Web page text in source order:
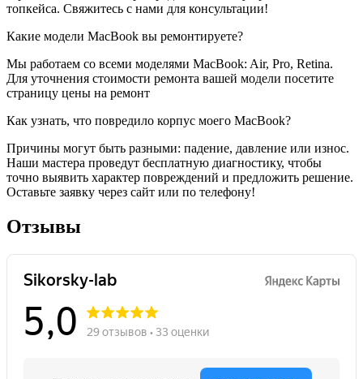
топкейса. Свяжитесь с нами для консультации!
Какие модели MacBook вы ремонтируете?
Мы работаем со всеми моделями MacBook: Air, Pro, Retina.
Для уточнения стоимости ремонта вашей модели посетите
страницу цены на ремонт
Как узнать, что повредило корпус моего MacBook?
Причины могут быть разными: падение, давление или износ.
Наши мастера проведут бесплатную диагностику, чтобы
точно выявить характер повреждений и предложить решение.
Оставьте заявку через сайт или по телефону!
Отзывы